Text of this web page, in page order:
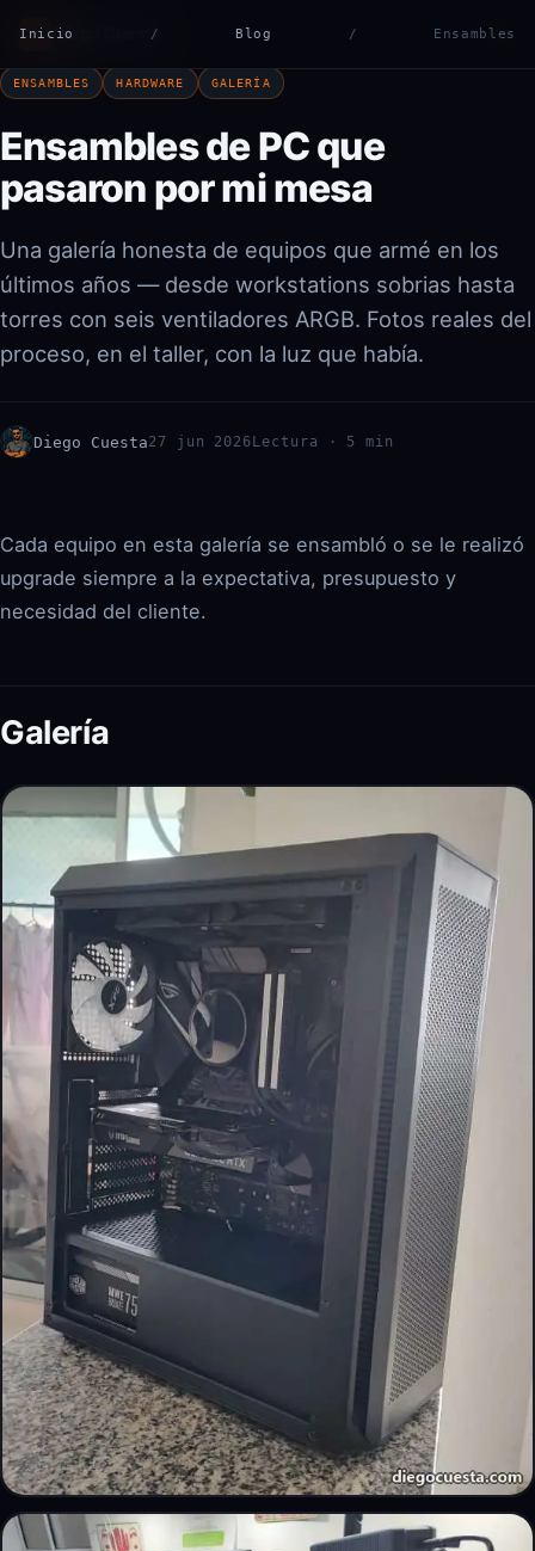
DC Diego Cuesta ES
Inicio / Blog / Ensambles
ENSAMBLES HARDWARE GALERÍA
Ensambles de PC que
pasaron por mi mesa
Una galería honesta de equipos que armé en los
últimos años — desde workstations sobrias hasta
torres con seis ventiladores ARGB. Fotos reales del
proceso, en el taller, con la luz que había.
Diego Cuesta27 jun 2026 Lectura · 5 min
Cada equipo en esta galería se ensambló o se le realizó
upgrade siempre a la expectativa, presupuesto y
necesidad del cliente.
Galería